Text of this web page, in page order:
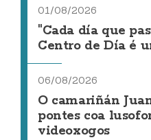
01/08/2026
"Cada día que
Centro de Día é
06/08/2026
O camariñán
pontes coa
videoxogos